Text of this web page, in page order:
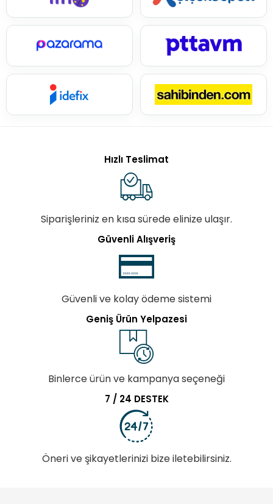
Hızlı Teslimat
Siparişleriniz en kısa sürede elinize ulaşır.
Güvenli Alışveriş
Güvenli ve kolay ödeme sistemi
Geniş Ürün Yelpazesi
Binlerce ürün ve kampanya seçeneği
7 / 24 DESTEK
Öneri ve şikayetlerinizi bize iletebilirsiniz.